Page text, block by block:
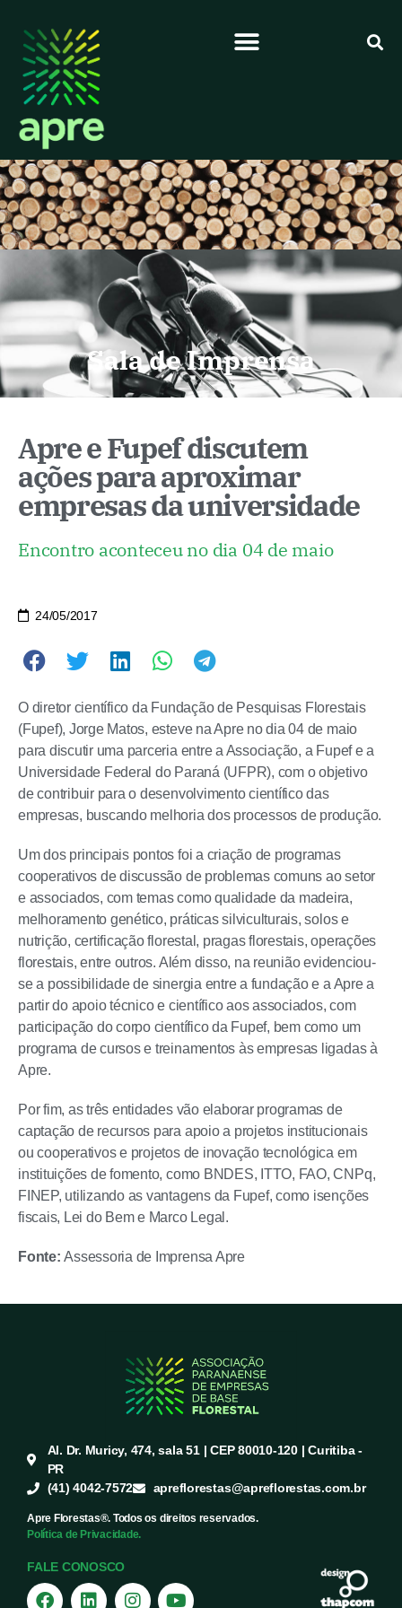
Sala de Imprensa
Apre e Fupef discutem
ações para aproximar
empresas da universidade
Encontro aconteceu no dia 04 de maio
24/05/2017
O diretor científico da Fundação de Pesquisas Florestais
(Fupef), Jorge Matos, esteve na Apre no dia 04 de maio
para discutir uma parceria entre a Associação, a Fupef e a
Universidade Federal do Paraná (UFPR), com o objetivo
de contribuir para o desenvolvimento científico das
empresas, buscando melhoria dos processos de produção.
Um dos principais pontos foi a criação de programas
cooperativos de discussão de problemas comuns ao setor
e associados, com temas como qualidade da madeira,
melhoramento genético, práticas silviculturais, solos e
nutrição, certificação florestal, pragas florestais, operações
florestais, entre outros. Além disso, na reunião evidenciou-
se a possibilidade de sinergia entre a fundação e a Apre a
partir do apoio técnico e científico aos associados, com
participação do corpo científico da Fupef, bem como um
programa de cursos e treinamentos às empresas ligadas à
Apre.
Por fim, as três entidades vão elaborar programas de
captação de recursos para apoio a projetos institucionais
ou cooperativos e projetos de inovação tecnológica em
instituições de fomento, como BNDES, ITTO, FAO, CNPq,
FINEP, utilizando as vantagens da Fupef, como isenções
fiscais, Lei do Bem e Marco Legal.
Fonte: Assessoria de Imprensa Apre
Al. Dr. Muricy, 474, sala 51 | CEP 80010-120 | Curitiba -
PR
(41) 4042-7572
apreflorestas@apreflorestas.com.br
Apre Florestas®. Todos os direitos reservados.
Política de Privacidade.
FALE CONOSCO